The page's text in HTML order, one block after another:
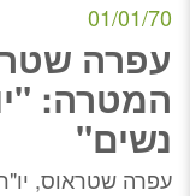
01/01/70
עפרה
המטרה:
נשים"
עפרה שטראוס,